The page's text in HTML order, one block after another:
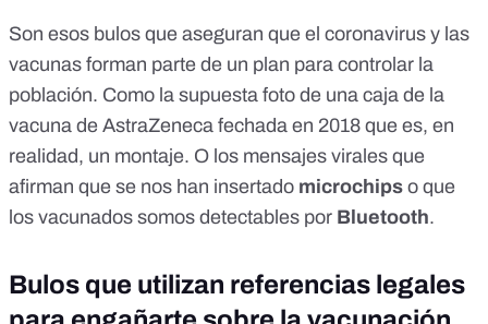
Son esos bulos que aseguran que el coronavirus y las
vacunas forman parte de un plan para controlar la
población. Como la supuesta foto de una caja de la
vacuna de AstraZeneca fechada en 2018 que es, en
realidad, un montaje. O los mensajes virales que
afirman que se nos han insertado microchips o que
los vacunados somos detectables por Bluetooth.
Bulos que utilizan referencias legales